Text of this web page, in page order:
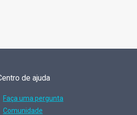
de ajuda
Faça uma pergunta
Comunidade